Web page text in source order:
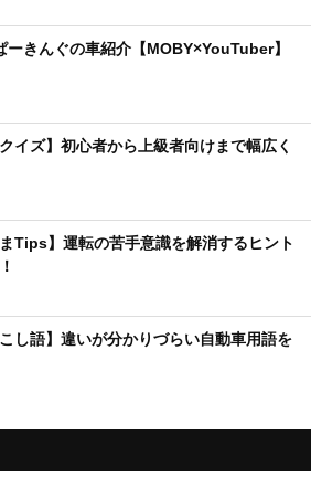
ーきんぐの車紹介【MOBY×YouTuber】
クイズ】初心者から上級者向けまで幅広く
まTips】運転の苦手意識を解消するヒント
こし語】違いが分かりづらい自動車用語を